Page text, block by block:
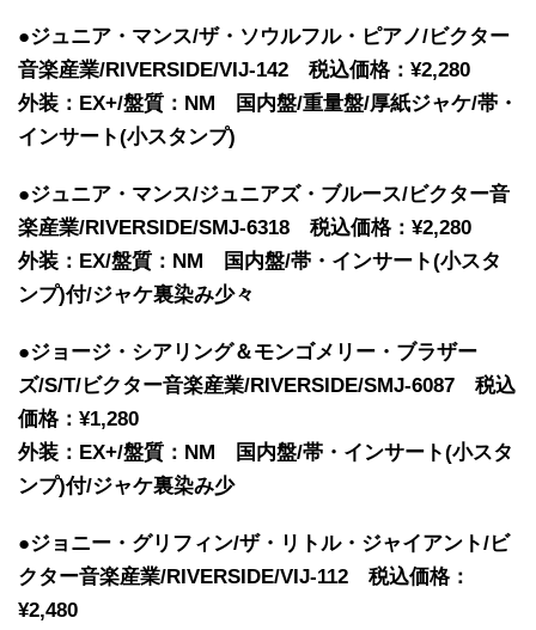
●ジュニア・マンス/ザ・ソウルフル・ピアノ/ビクター
音楽産業/RIVERSIDE/VIJ-142 税込価格：¥2,280
外装：EX+/盤質：NM 国内盤/重量盤/厚紙ジャケ/帯・
インサート(小スタンプ)
●ジュニア・マンス/ジュニアズ・ブルース/ビクター音
楽産業/RIVERSIDE/SMJ-6318 税込価格：¥2,280
外装：EX/盤質：NM 国内盤/帯・インサート(小スタ
ンプ)付/ジャケ裏染み少々
●ジョージ・シアリング＆モンゴメリー・ブラザー
ズ/S/T/ビクター音楽産業/RIVERSIDE/SMJ-6087 税込
価格：¥1,280
外装：EX+/盤質：NM 国内盤/帯・インサート(小スタ
ンプ)付/ジャケ裏染み少
●ジョニー・グリフィン/ザ・リトル・ジャイアント/ビ
クター音楽産業/RIVERSIDE/VIJ-112 税込価格：
¥2,480